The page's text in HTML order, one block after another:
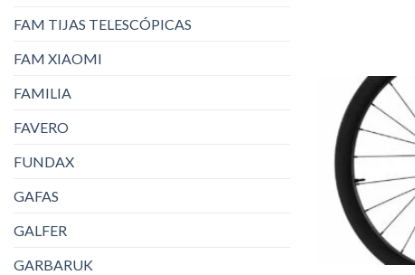
FAM TIJAS TELESCÓPICAS
FAM XIAOMI
FAMILIA
FAVERO
FUNDAX
GAFAS
GALFER
GARBARUK